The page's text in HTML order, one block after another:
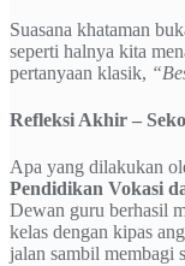
Suasana khataman
seperti halnya kita
pertanyaan klasik,
Refleksi Akhir –
Apa yang dilakukan
Pendidikan Vokasi
Dewan guru berhasil
kelas dengan kipas
jalan sambil membagi